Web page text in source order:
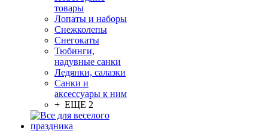
товары
Лопаты и наборы
Снежколепы
Снегокаты
Тюбинги,
надувные санки
Ледянки, салазки
Санки и
аксессуары к ним
+ ЕЩЕ 2